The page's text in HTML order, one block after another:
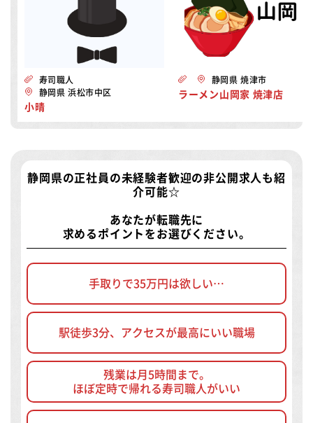
寿司職人
静岡県 浜松市中区
小晴
静岡県 焼津市
ラーメン山岡家 焼津店
静岡県の正社員の未経験者歓迎の非公開求人 も紹
介可能☆
あなたが転職先に
求めるポイントをお選びください。
手取りで35万円は欲しい…
駅徒歩3分、アクセスが最高にいい職場
残業は月5時間まで。
ほぼ定時で帰れる寿司職人がいい